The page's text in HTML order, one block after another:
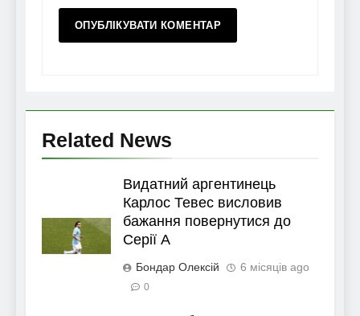
Related News
Видатний аргентинець
Карлос Тевес висловив
бажання повернутися до
Серії А
Бондар Олексій 6 місяців ago
0